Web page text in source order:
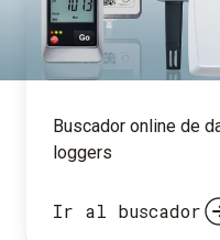
Buscador online de
loggers
Ir al buscador